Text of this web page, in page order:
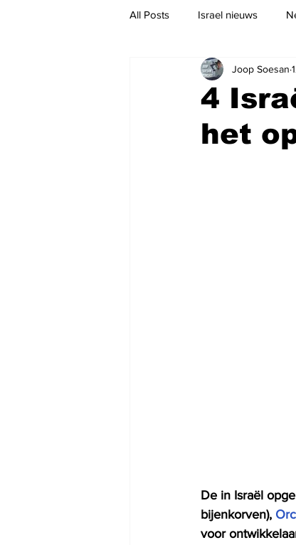
All Posts Israel nieuws
Jodendom en
4
het
Joop Soesan
De in Israël
bijenkorven),
voor